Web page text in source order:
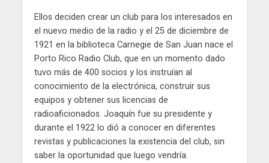
Ellos deciden crear un club para los interesados en
el nuevo medio de la radio y el 25 de diciembre de
1921 en la biblioteca Carnegie de San Juan nace el
Porto Rico Radio Club, que en un momento dado
tuvo más de 400 socios y los instruían al
conocimiento de la electrónica, construir sus
equipos y obtener sus licencias de
radioaficionados. Joaquín fue su presidente y
durante el 1922 lo dió a conocer en diferentes
revistas y publicaciones la existencia del club, sin
saber la oportunidad que luego vendría.